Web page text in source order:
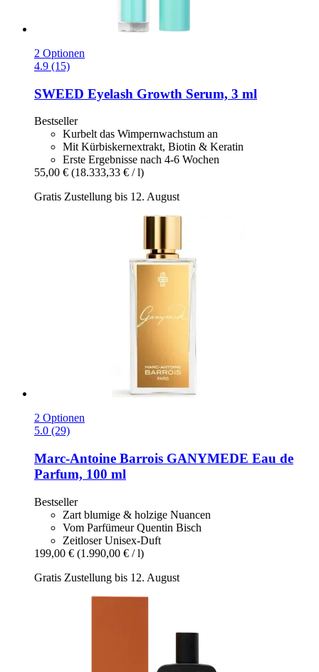
2 Optionen
4.9 (15)
SWEED Eyelash Growth Serum, 3 ml
Bestseller
Kurbelt das Wimpernwachstum an
Mit Kürbiskernextrakt, Biotin & Keratin
Erste Ergebnisse nach 4-6 Wochen
55,00 € (18.333,33 € / l)
Gratis Zustellung bis 12. August
2 Optionen
5.0 (29)
Marc-Antoine Barrois GANYMEDE Eau de
Parfum, 100 ml
Bestseller
Zart blumige & holzige Nuancen
Vom Parfümeur Quentin Bisch
Zeitloser Unisex-Duft
199,00 € (1.990,00 € / l)
Gratis Zustellung bis 12. August